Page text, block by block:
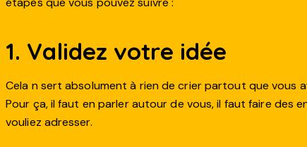
1. Validez votre idée
Cela n sert absolument à rien de crier partout que vous
Pour ça, il faut en parler autour de vous, il faut faire des
vouliez adresser.